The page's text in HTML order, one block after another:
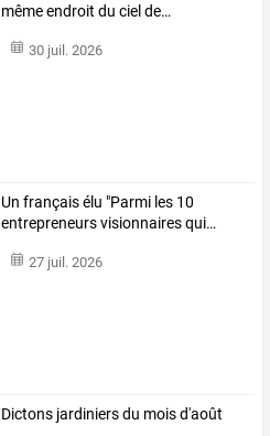
mêmeendroit du ciel de…
30 juil. 2026
Un françaisélu "Parmi les 10
entrepreneursvisionnairesqui…
27 juil. 2026
Dictons jardiniers du mois d'août